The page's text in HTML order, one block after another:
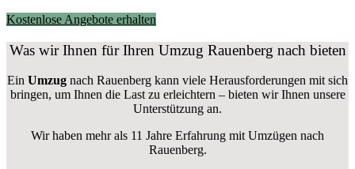
Kostenlose Angebote erhalten
Was wir Ihnen für Ihren Umzug Rauenberg nach bieten
Ein Umzug nach Rauenberg kann viele Herausforderungen mit sich
bringen, um Ihnen die Last zu erleichtern – bieten wir Ihnen unsere
Unterstützung an.
Wir haben mehr als 11 Jahre Erfahrung mit Umzügen nach
Rauenberg.